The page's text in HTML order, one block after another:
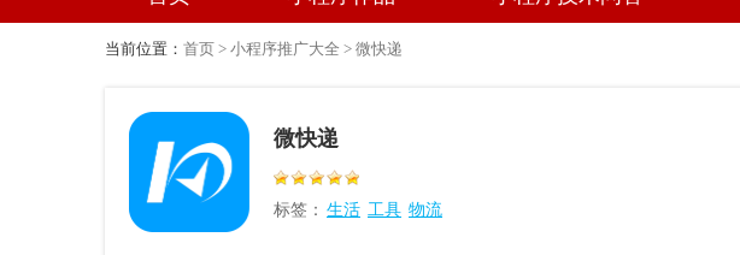
当前位置： 首页 > 小程序推广大全 > 微快递
微快递
标签： 生活 工具 物流